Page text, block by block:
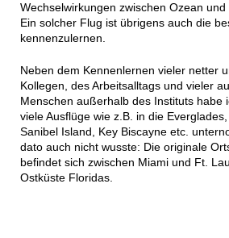
Wechselwirkungen zwischen Ozean und
Ein solcher Flug ist übrigens auch die
kennenzulernen.
Neben dem Kennenlernen vieler netter
Kollegen, des Arbeitsalltags und vieler
Menschen außerhalb des Instituts habe
viele Ausflüge wie z.B. in die
Sanibel Island, Key Biscayne etc.
dato auch nicht wusste: Die originale
befindet sich zwischen Miami und Ft.
Ostküste Floridas.